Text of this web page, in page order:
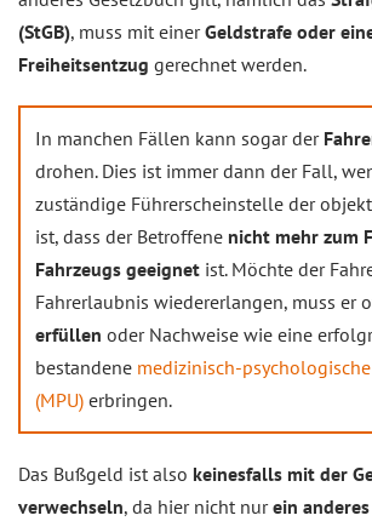
(StGB), muss mit einerGeldstrafe oder
Freiheitsentzug gerechnet werden.
In manchen Fällen kann sogar der
drohen. Dies ist immer dann der Fall,
zuständige Führerscheinstelle der
ist, dass der Betroffene nicht mehr zum
Fahrzeugs geeignet ist. Möchte der
Fahrerlaubnis wiedererlangen, muss er
erfüllen oder Nachweise wie eine
bestandene medizinisch-
(MPU) erbringen.
Das Bußgeld ist also keinesfalls mit der
verwechseln, da hier nicht nurein